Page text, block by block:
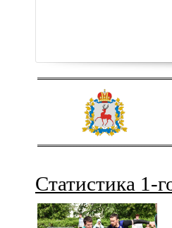
Статистика 1-